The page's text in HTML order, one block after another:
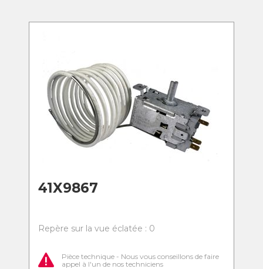
41X9867
Repère sur la vue éclatée : 0
Pièce technique - Nous vous conseillons de faire
appel à l'un de nos techniciens